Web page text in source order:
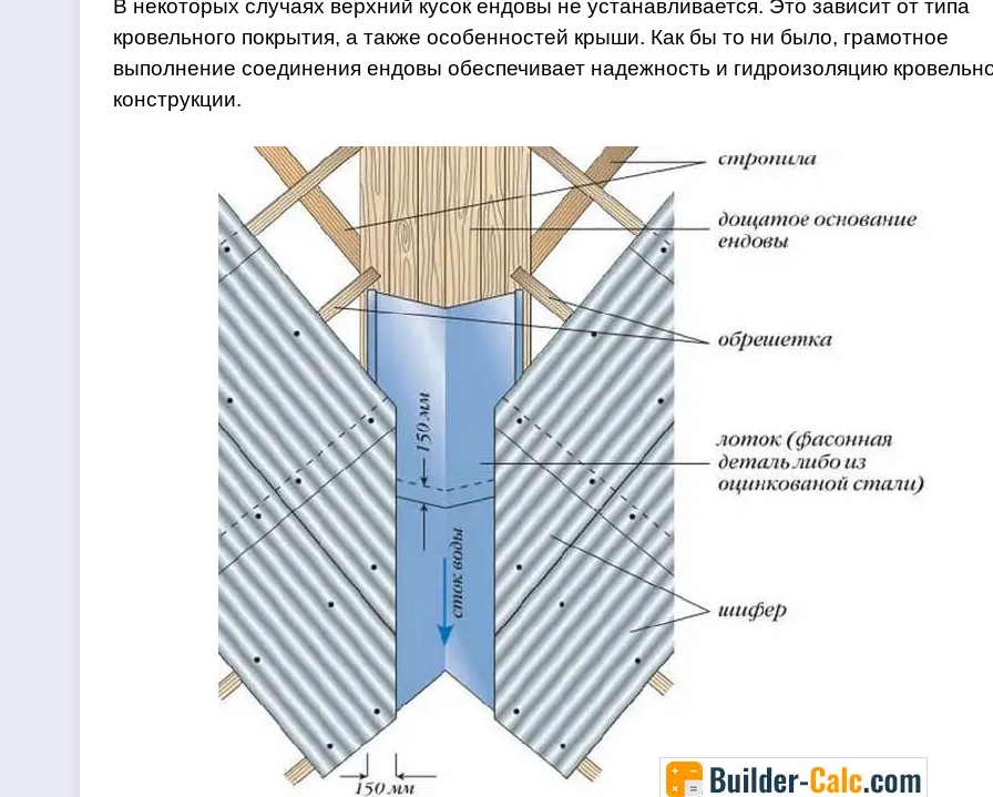
В некоторых случаях верхний кусок ендовы не устанавливается. Это зависит от типа
кровельного покрытия, а также особенностей крыши. Как бы то ни было, грамотное
выполнение соединения ендовы обеспечивает надежность и гидроизоляцию
конструкции.